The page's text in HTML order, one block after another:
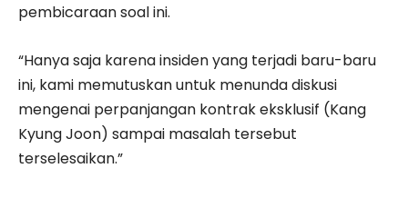
pembicaraan soal ini.
“Hanya saja karena insiden yang terjadi baru-baru
ini, kami memutuskan untuk menunda diskusi
mengenai perpanjangan kontrak eksklusif (Kang
Kyung Joon) sampai masalah tersebut
terselesaikan.”